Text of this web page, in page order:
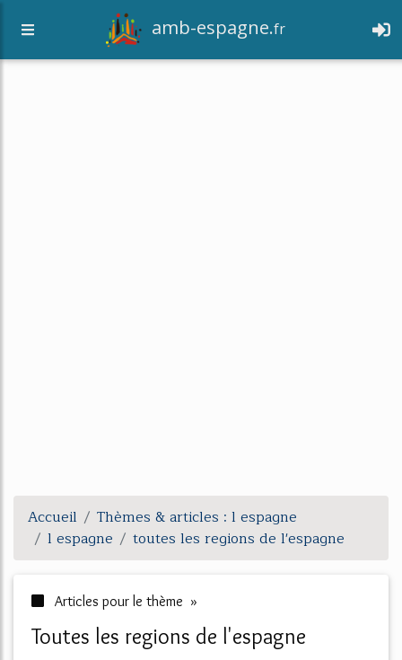
amb-espagne.fr
Accueil
Thèmes & articles : l espagne
l espagne
toutes les regions de l'espagne
Articles pour le thème »
toutes les regions de l'espagne